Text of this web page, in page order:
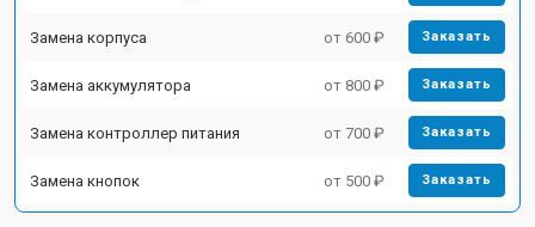
Замена корпуса от 600 ₽ Заказать
Замена аккумулятора от 800 ₽ Заказать
Замена контроллер питания от 700 ₽ Заказать
Замена кнопок от 500 ₽ Заказать